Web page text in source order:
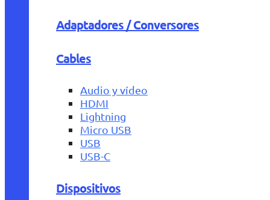
Adaptadores / Conversores
Cables
Audio y vídeo
HDMI
Lightning
Micro USB
USB
USB-C
Dispositivos